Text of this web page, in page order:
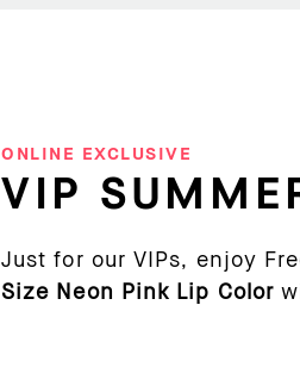
ONLINE EXCLUSIVE
VIP
Just for our VIPs, enjoy
Size Neon Pink Lip Color